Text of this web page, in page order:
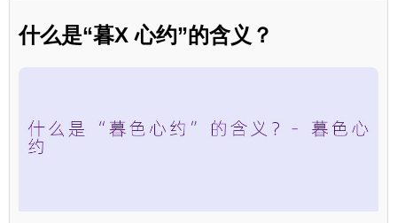
什么是“暮X 心约”的含义？